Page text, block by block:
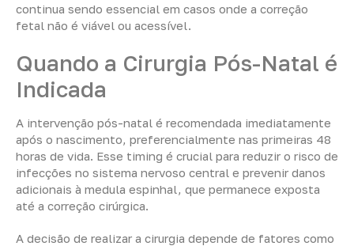
continua sendo essencial em casos onde a correção
fetal não é viável ou acessível.
Quando a Cirurgia Pós-Natal é
Indicada
A intervenção pós-natal é recomendada imediatamente
após o nascimento, preferencialmente nas primeiras 48
horas de vida. Esse timing é crucial para reduzir o risco de
infecções no sistema nervoso central e prevenir danos
adicionais à medula espinhal, que permanece exposta
até a correção cirúrgica.
A decisão de realizar a cirurgia depende de fatores como